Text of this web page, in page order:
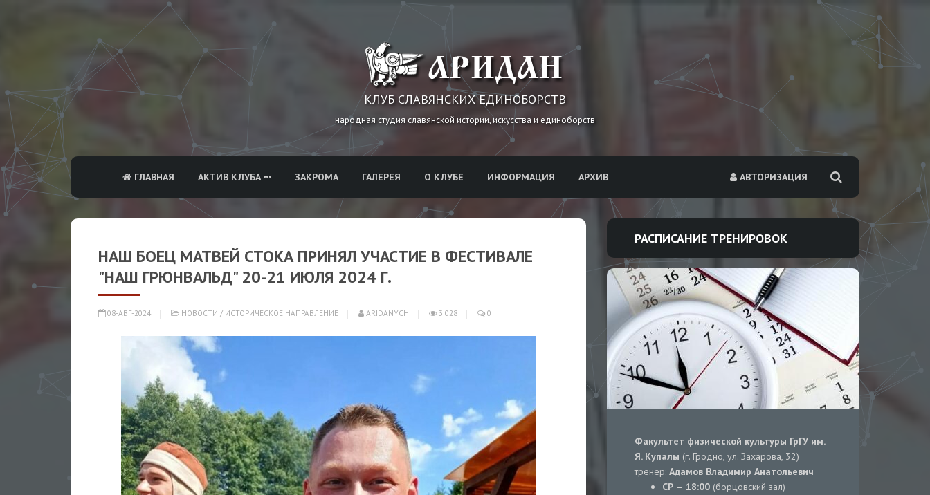
КЛУБ СЛАВЯНСКИХ ЕДИНОБОРСТВ
народная студия славянской истории, искусства и единоборств
АВТОРИЗАЦИЯ
ГЛАВНАЯ АКТИВ КЛУБА ЗАКРОМА ГАЛЕРЕЯ О КЛУБЕ ИНФОРМАЦИЯ АРХИВ
НАШ БОЕЦ МАТВЕЙ СТОКА ПРИНЯЛ УЧАСТИЕ В ФЕСТИВАЛЕ
"НАШ ГРЮНВАЛЬД" 20-21 ИЮЛЯ 2024 Г.
08-АВГ-2024 НОВОСТИ / ИСТОРИЧЕСКОЕ НАПРАВЛЕНИЕ ARIDANYCH 3 028 0
РАСПИСАНИЕ ТРЕНИРОВОК
Факультет физической культуры ГрГУ им.
Я. Купалы (г. Гродно, ул. Захарова, 32)
тренер: Адамов Владимир Анатольевич
СР — 18:00 (борцовский зал)